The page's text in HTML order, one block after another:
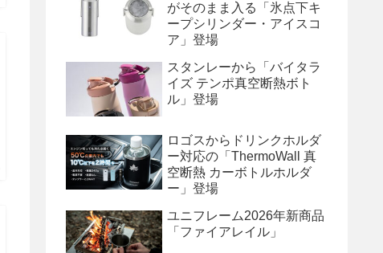
がそのまま入る「氷点下キ
ープシリンダー・アイスコ
ア」登場
スタンレーから「バイタラ
イズ テンポ真空断熱ボト
ル」登場
ロゴスからドリンクホルダ
ー対応の「ThermoWall 真
空断熱 カーボトルホルダ
ー」登場
ユニフレーム2026年新商品
「ファイアレイル」